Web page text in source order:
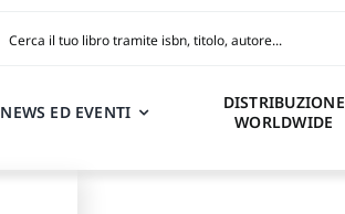
NEWS ED EVENTI
DISTRIBUZIONE
WORLDWIDE